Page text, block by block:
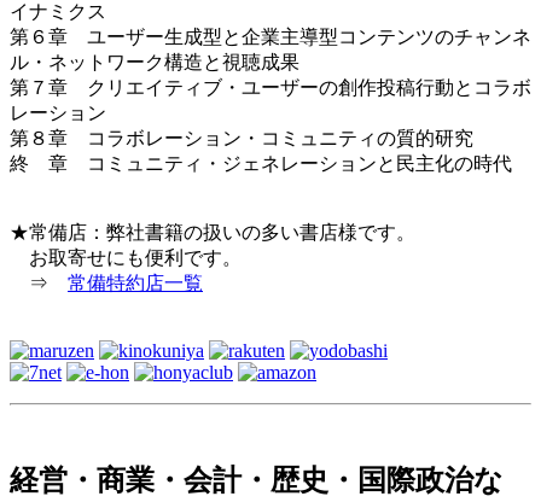
イナミクス
第６章 ユーザー生成型と企業主導型コンテンツのチャンネ
ル・ネットワーク構造と視聴成果
第７章 クリエイティブ・ユーザーの創作投稿行動とコラボ
レーション
第８章 コラボレーション・コミュニティの質的研究
終 章 コミュニティ・ジェネレーションと民主化の時代
★常備店：弊社書籍の扱いの多い書店様です。
お取寄せにも便利です。
⇒ 常備特約店一覧
経営・商業・会計・歴史・国際政治な